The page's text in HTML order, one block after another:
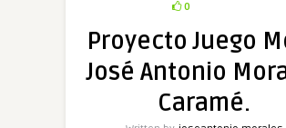
0
Proyecto Juego
José Antonio
Caramé.